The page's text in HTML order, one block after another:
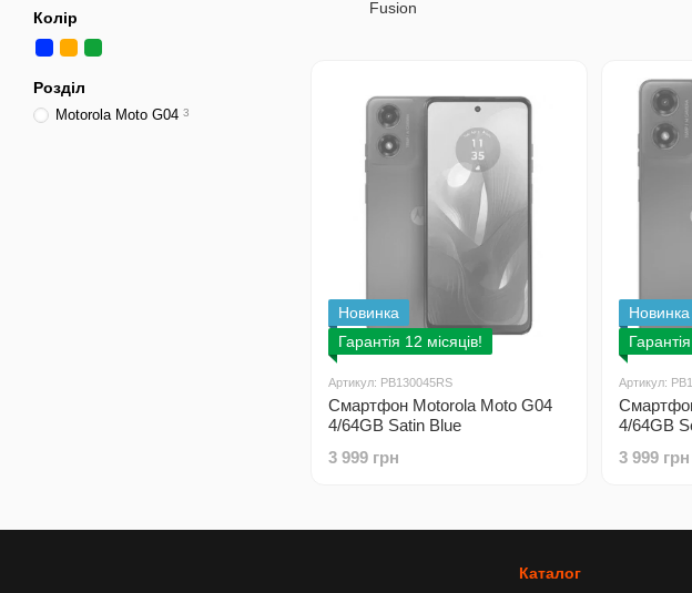
Fusion
Новинка
Гарантія 12 місяців!
Артикул: PB130045RS
Смартфон Motorola Moto G04
4/64GB Satin Blue
3 999 грн
Новинка
Артикул:
4/64GB
3 999 грн
Колір
Розділ
Motorola Moto G04 3
Каталог